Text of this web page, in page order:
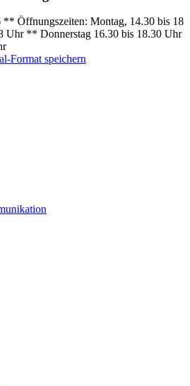
** Öffnungszeiten: Montag, 14.30 bis 18
Uhr ** Donnerstag 16.30 bis 18.30 Uhr
Format speichern